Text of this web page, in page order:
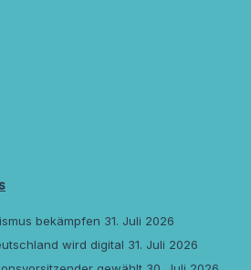
bekämpfen 31. Juli 2026
wird digital 31. Juli 2026